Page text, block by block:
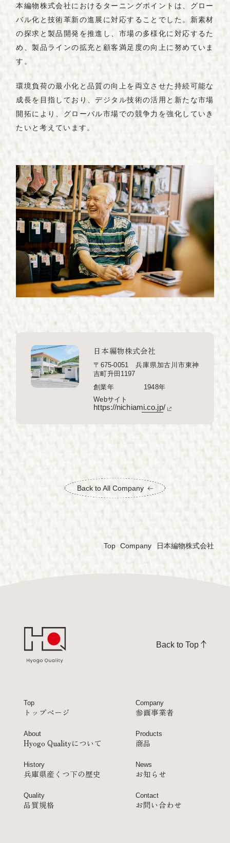
Quali ty
品質規格
m p
参画事業 者
商品
Ne ws
お知らせ
お問い合わせ
本編物株式会社におけるターニングポイントは、グロー
バル化と技術革新の進展に対応することでした。新素材
の探求と製品開発を推進し、市場の多様化に対応するた
め、製品ラインの拡充と顧客満足度の向上に努めていま
す。
環境負荷の最小化と品質の向上を両立させた持続可能な
成長を目指しており、デジタル技術の活用と新たな市場
開拓により、グローバル市場での競争力を強化していき
たいと考えています。
日本編物株式会社
〒675-0051 兵庫県加古川市東神
吉町升田1197
創業年
1948年
Webサイト
https://nichiami.co.jp/
Back to All Company
Top Company 日本編物株式会社
Back to Top
Top
トップページ
About
Hyogo Qualityについて
History
兵庫県産くつ下の歴史
Quality
品質規格
Company
参画事業者
Products
商品
News
お知らせ
Contact
お問い合わせ